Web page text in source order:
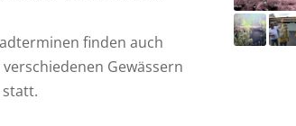
finden auch
Gewässern